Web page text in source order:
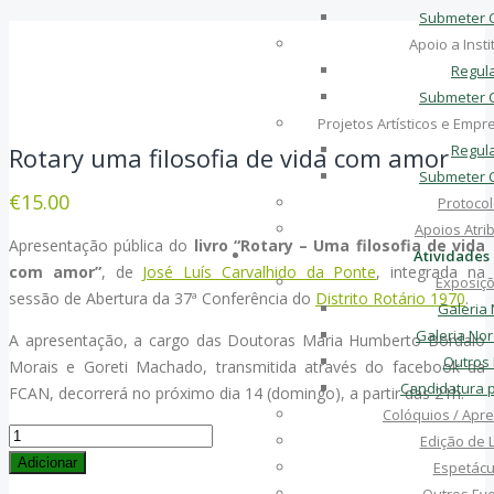
Submeter
Apoio a
Submeter
Projetos Artísticos e
Submeter
Apoios
Atividades
Galeria
Galeria
Outros
Candidatura
Colóquios /
Edição de
Rotary uma filosofia de vida com amor
€15.00
Apresentação pública do livro “Rotary – Uma filosofia de vida
com amor”, de José Luís Carvalhido da Ponte, integrada na
sessão de Abertura da 37ª Conferência do Distrito Rotário 1970.
A apresentação, a cargo das Doutoras Maria Humberto Bordalo
Morais e Goreti Machado, transmitida através do facebook da
FCAN, decorrerá no próximo dia 14 (domingo), a partir das 21h.
Quantidade
de
Adicionar